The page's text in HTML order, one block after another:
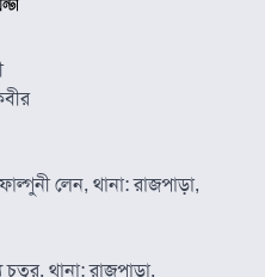
লেন, থানা: রাজপাড়া,
থানা: রাজপাড়া,